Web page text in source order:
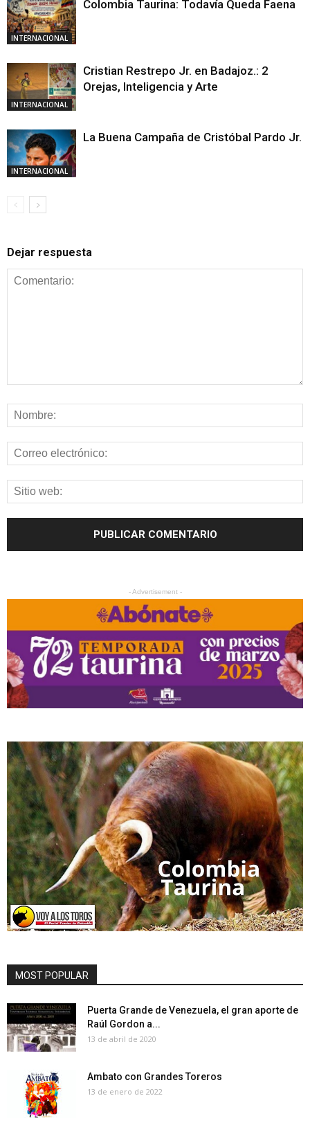
INTERNACIONAL
Colombia Taurina: Todavía Queda Faena
INTERNACIONAL
Cristian Restrepo Jr. en Badajoz.: 2
Orejas, Inteligencia y Arte
INTERNACIONAL
La Buena Campaña de Cristóbal Pardo Jr.
Dejar respuesta
- Advertisement -
MOST POPULAR
Puerta Grande de Venezuela, el gran aporte de
Raúl Gordon a...
13 de abril de 2020
Ambato con Grandes Toreros
13 de enero de 2022